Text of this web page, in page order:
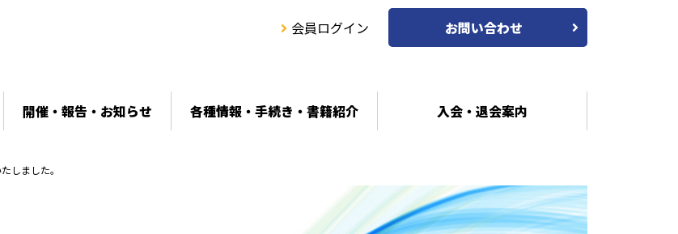
会員ログイン お問い合わせ
開催・報告・お知らせ 各種情報・手続き・書籍紹介 入会・退会案内
しました。